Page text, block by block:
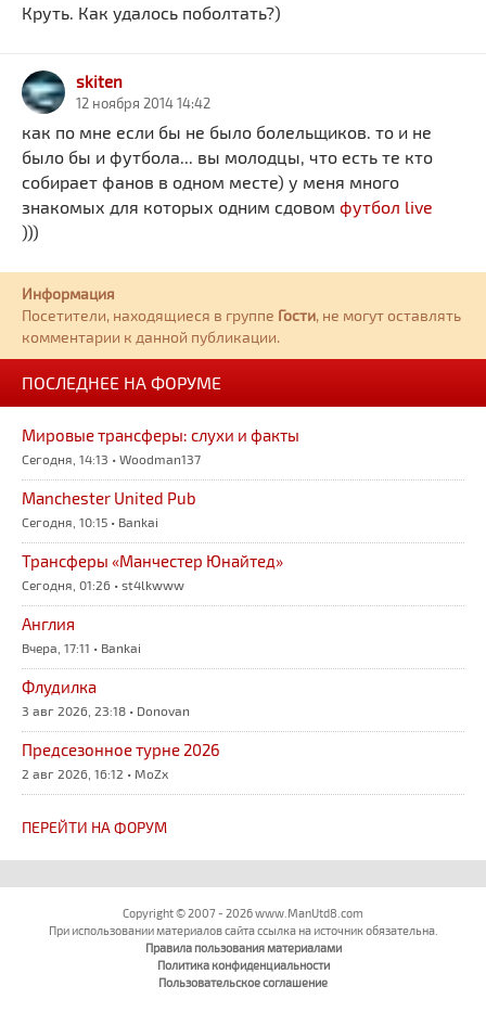
Круть. Как удалось поболтать?)
skiten
12 ноября 2014 14:42
как по мне если бы не было болельщиков. то и не
было бы и футбола... вы молодцы, что есть те кто
собирает фанов в одном месте) у меня много
знакомых для которых одним сдовом футбол live
)))
Информация
Посетители, находящиеся в группе Гости, не могут оставлять
комментарии к данной публикации.
ПОСЛЕДНЕЕ НА ФОРУМЕ
Мировые трансферы: слухи и факты
Сегодня, 14:13 • Woodman137
Manchester United Pub
Сегодня, 10:15 • Bankai
Трансферы «Манчестер Юнайтед»
Сегодня, 01:26 • st4lkwww
Англия
Вчера, 17:11 • Bankai
Флудилка
3 авг 2026, 23:18 • Donovan
Предсезонное турне 2026
2 авг 2026, 16:12 • MoZx
ПЕРЕЙТИ НА ФОРУМ
Copyright © 2007 - 2026 www.ManUtd8.com
При использовании материалов сайта ссылка на источник обязательна.
Правила пользования материалами
Политика конфиденциальности
Пользовательское соглашение